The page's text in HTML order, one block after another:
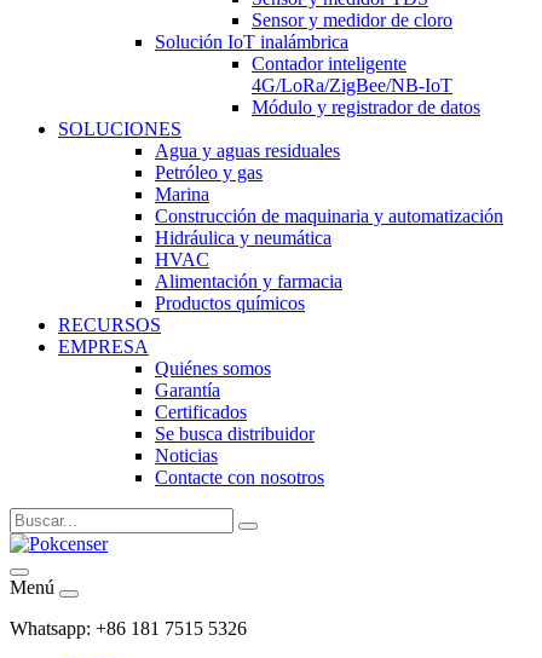
Sensor y medidor de cloro
Solución IoT inalámbrica
Contador inteligente
4G/LoRa/ZigBee/NB-IoT
Módulo y registrador de datos
SOLUCIONES
Agua y aguas residuales
Petróleo y gas
Marina
Construcción de maquinaria y automatización
Hidráulica y neumática
HVAC
Alimentación y farmacia
Productos químicos
RECURSOS
EMPRESA
Quiénes somos
Garantía
Certificados
Se busca distribuidor
Noticias
Contacte con nosotros
Menú
Whatsapp: +86 181 7515 5326